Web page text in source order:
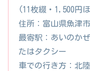
(11枚綴・1,500円ほ
住所：富山県魚津
最寄駅：あいのか
たはタクシー
車での行き方：北